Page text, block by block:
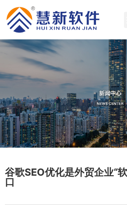
谷歌SEO优化是外贸企业“
口